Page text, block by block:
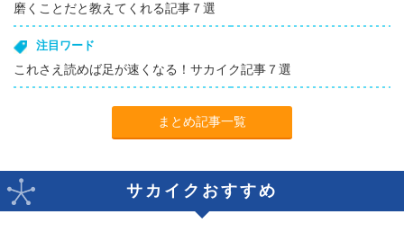
磨くことだと教えてくれる記事７選
注目ワード
これさえ読めば足が速くなる！サカイク記事７選
まとめ記事一覧
サカイクおすすめ